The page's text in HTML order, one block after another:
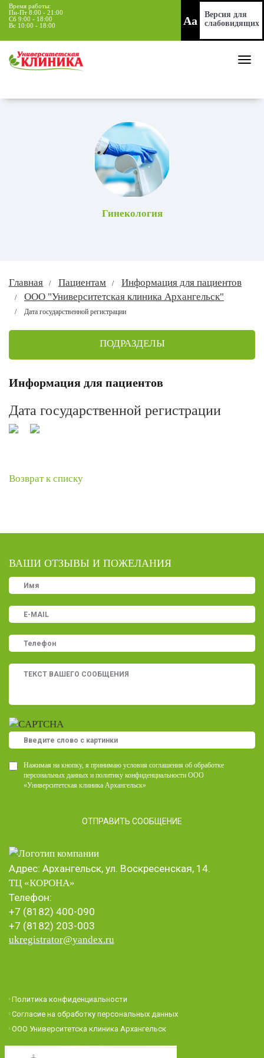
Время работы:
Пн-Пт 8:00 - 21:00
Сб 9:00 - 18:00
Вс 10:00 - 18:00
Aa
Версия для
слабовидящих
Гинекология
Главная Пациентам
Информация для пациентов
ООО "Университетская клиника Архангельск"
Дата государственной регистрации
ПОДРАЗДЕЛЫ
Информация для пациентов
Дата государственной регистрации
Возврат к списку
ВАШИ ОТЗЫВЫ И ПОЖЕЛАНИЯ
Нажимая на кнопку, я принимаю условия соглашения об обработке
персональных данных и политику конфиденциальности ООО
«Университетская клиника Архангельск»
Адрес: Архангельск, ул. Воскресенская, 14.
ТЦ «КОРОНА»
Телефон:
+7 (8182) 400-090
+7 (8182) 203-003
ukregistrator@yandex.ru
Политика конфиденциальности
Согласие на обработку персональных данных
ООО Университетска клиника Архангельск